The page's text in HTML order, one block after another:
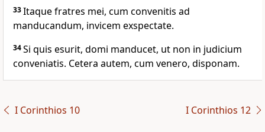
33Itaque fratres mei, cum convenitis ad
manducandum, invicem exspectate.
34Si quis esurit, domi manducet, ut non in judicium
conveniatis. Cetera autem, cum venero, disponam.
I Corinthios 10 I Corinthios 12